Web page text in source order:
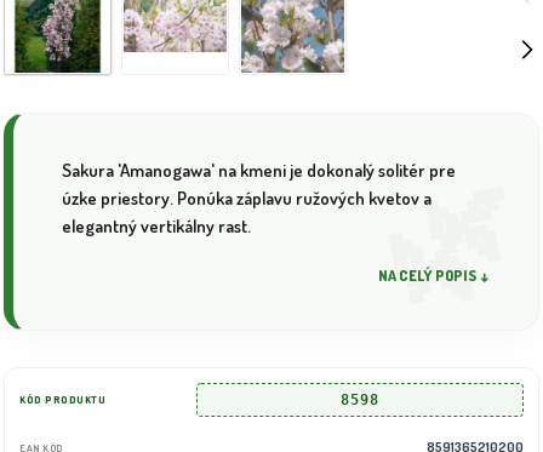
Sakura 'Amanogawa' na kmeni je dokonalý solitér pre
úzke priestory. Ponúka záplavu ružových kvetov a
elegantný vertikálny rast.
NA CELÝ POPIS ↓
KÓD PRODUKTU 8598
EAN KÓD 8591365210200